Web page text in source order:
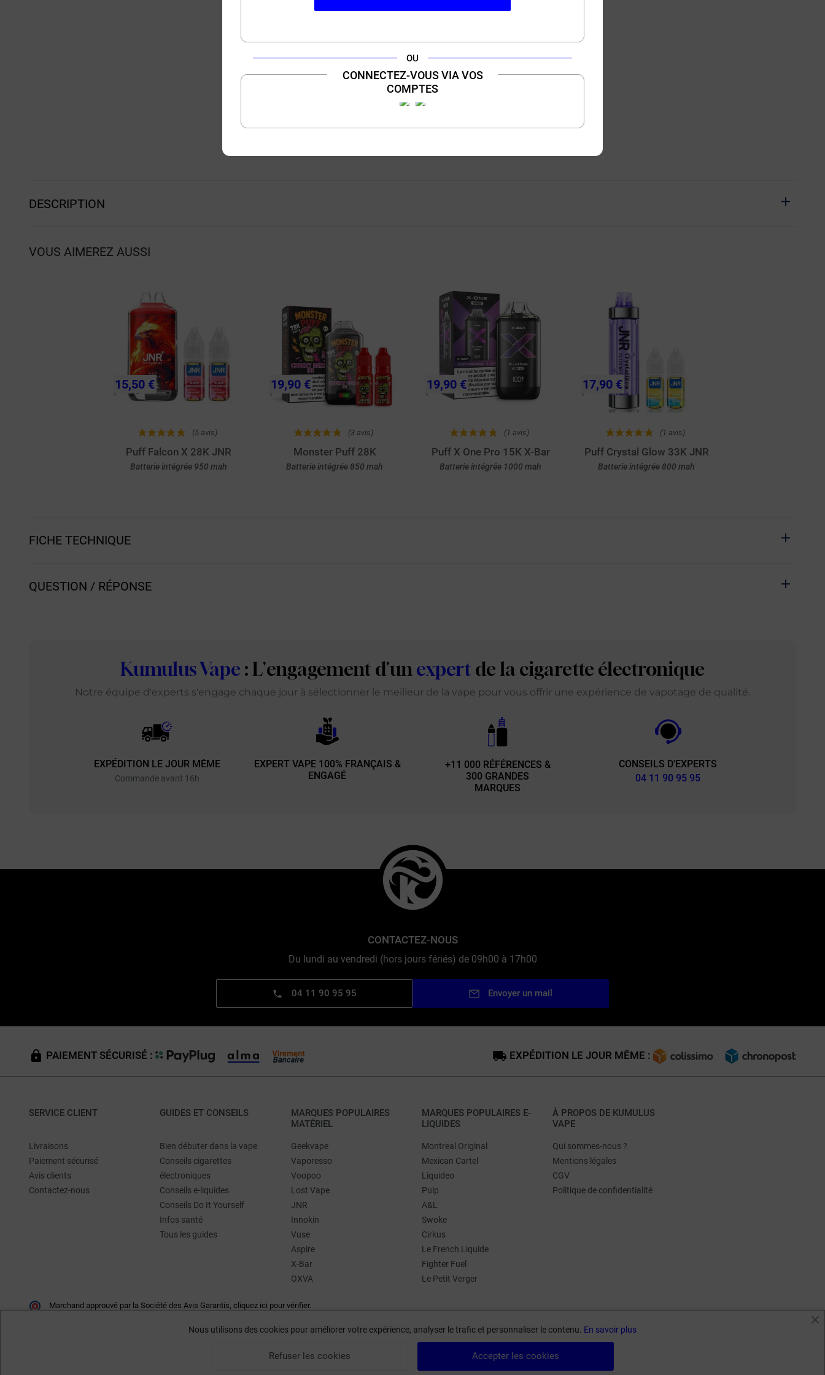
OU
CONNECTEZ-VOUS VIA VOS
COMPTES
Glacée)
Strawbery Ice (Fraise Glacée)
Summer Holiday (Vacances d’Été)
Watermelon Mango Peach (Pastèque Mangue
DESCRIPTION
VOUS AIMEREZ AUSSI
(5 avis)
Puff Falcon X 28K JNR
Batterie intégrée 950 mah
15,50 €
(3 avis)
Monster Puff 28K
Batterie intégrée 850 mah
19,90 €
(1 avis)
Puff X One Pro 15K X-Bar
Batterie intégrée 1000 mah
19,90 €
(1 avis)
Puff Crystal Glow 33K JNR
Batterie intégrée 800 mah
17,90 €
FICHE TECHNIQUE
QUESTION / RÉPONSE
Kumulus Vape : L'engagement d'un expert de la cigarette électronique
Notre équipe d'experts s'engage chaque jour à sélectionner le meilleur de la vape pour vous offrir une expérience de vapotage de qualité.
EXPÉDITION LE JOUR MÊME
Commande avant 16h
EXPERT VAPE 100% FRANÇAIS &
ENGAGÉ
+11 000 RÉFÉRENCES &
300 GRANDES
MARQUES
CONSEILS D'EXPERTS
04 11 90 95 95
CONTACTEZ-NOUS
Du lundi au vendredi (hors jours fériés) de 09h00 à 17h00
04 11 90 95 95 Envoyer un mail
PAIEMENT SÉCURISÉ : EXPÉDITION LE JOUR MÊME :
SERVICE CLIENT
Livraisons
Paiement sécurisé
Avis clients
Contactez-nous
GUIDES ET CONSEILS
Bien débuter dans la vape
Conseils cigarettes
électroniques
Conseils e-liquides
Conseils Do It Yourself
Infos santé
Tous les guides
MARQUES POPULAIRES
MATÉRIEL
Geekvape
Vaporesso
Voopoo
Lost Vape
JNR
Innokin
Vuse
Aspire
X-Bar
OXVA
MARQUES POPULAIRES E-
LIQUIDES
Montreal Original
Mexican Cartel
Liquideo
Pulp
A&L
Swoke
Cirkus
Le French Liquide
Fighter Fuel
Le Petit Verger
À PROPOS DE KUMULUS
VAPE
Qui sommes-nous ?
Mentions légales
CGV
Politique de confidentialité
Marchand approuvé par la Société des Avis Garantis, cliquez ici pour vérifier.
Nous utilisons des cookies pour améliorer votre expérience, analyser le trafic et personnaliser le contenu. En savoir plus
Accepter les cookies
Refuser les cookies